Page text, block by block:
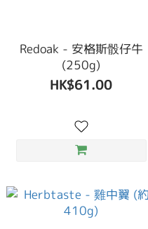
Redoak - 安格斯骰仔牛
(250g)
HK$61.00